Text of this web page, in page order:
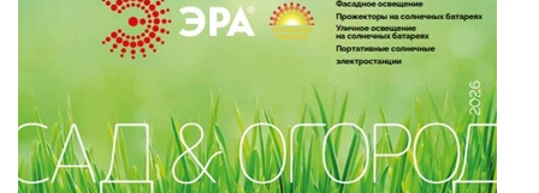
ЛИНЕЙНЫЕ СВЕТОДИОДНЫЕ
СВЕТИЛЬНИКИ
ЛЮСТРЫ
МОДУЛЬНЫЕ СИСТЕМЫ
ОСВЕЩЕНИЯ (LED МОДУЛИ)